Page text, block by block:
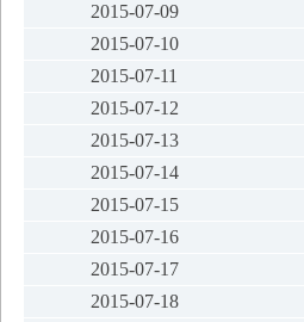
2015-07-09
2015-07-10
2015-07-11
2015-07-12
2015-07-13
2015-07-14
2015-07-15
2015-07-16
2015-07-17
2015-07-18